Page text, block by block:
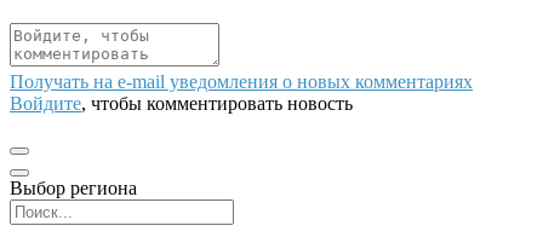
Получать на e‑mail уведомления о новых комментариях
Войдите, чтобы комментировать новость
Выбор региона